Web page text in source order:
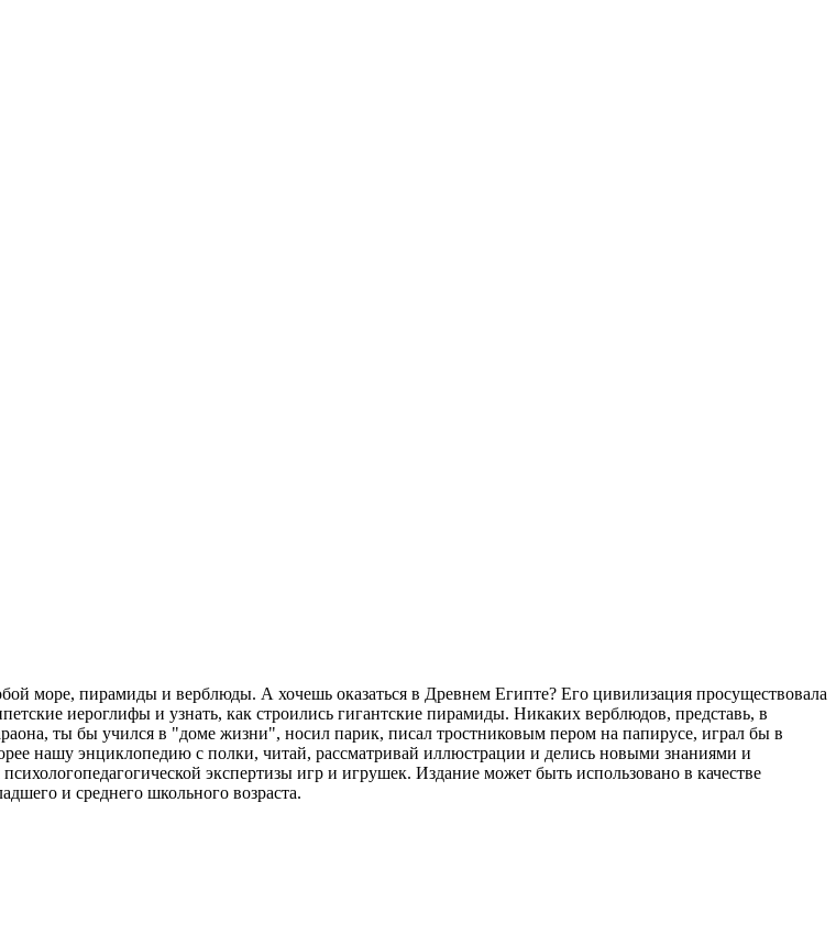
море, пирамиды и верблюды. А хочешь оказаться в Древнем Египте? Его цивилизация просуществовала
иероглифы и узнать, как строились гигантские пирамиды. Никаких верблюдов, представь, в
ты бы учился в "доме жизни", носил парик, писал тростниковым пером на папирусе, играл бы в
нашу энциклопедию с полки, читай, рассматривай иллюстрации и делись новыми знаниями и
экспертизы игр и игрушек. Издание может быть использовано в качестве
и среднего школьного возраста.